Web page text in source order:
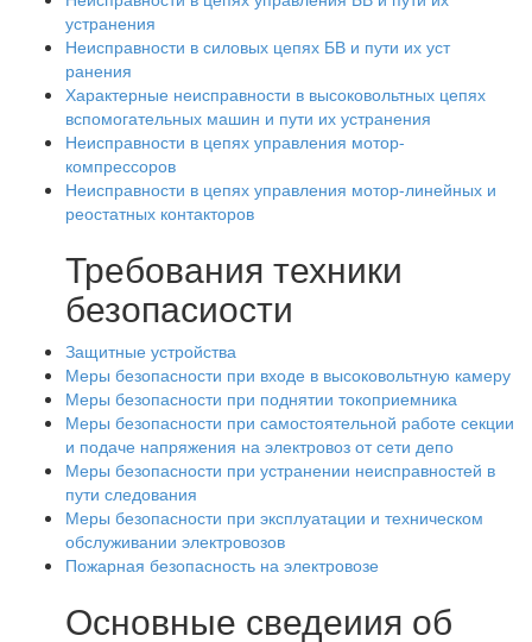
устранения
Неисправности в силовых цепях БВ и пути их уст
ранения
Характерные неисправности в высоковольтных цепях
вспомогательных машин и пути их устранения
Неисправности в цепях управления мотор-
компрессоров
Неисправности в цепях управления мотор-линейных и
реостатных контакторов
Требования техники
безопасиости
Защитные устройства
Меры безопасности при входе в высоковольтную камеру
Меры безопасности при поднятии токоприемника
Меры безопасности при самостоятельной работе секции
и подаче напряжения на электровоз от сети депо
Меры безопасности при устранении неисправностей в
пути следования
Меры безопасности при эксплуатации и техническом
обслуживании электровозов
Пожарная безопасность на электровозе
Основные сведеиия об